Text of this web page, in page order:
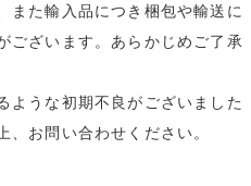
また輸入品につき梱包や輸送に
ございます。あらかじめご了承
ような初期不良がございました
、お問い合わせください。